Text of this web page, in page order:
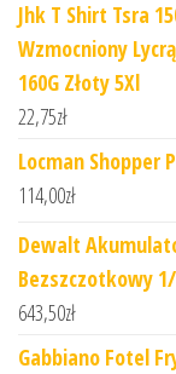
Jhk T Shirt Tsra
Wzmocniony
160G Złoty 5Xl
22,75zł
Locman Shopper
114,00zł
Dewalt
Bezszczotkowy 1/
643,50zł
Gabbiano Fotel